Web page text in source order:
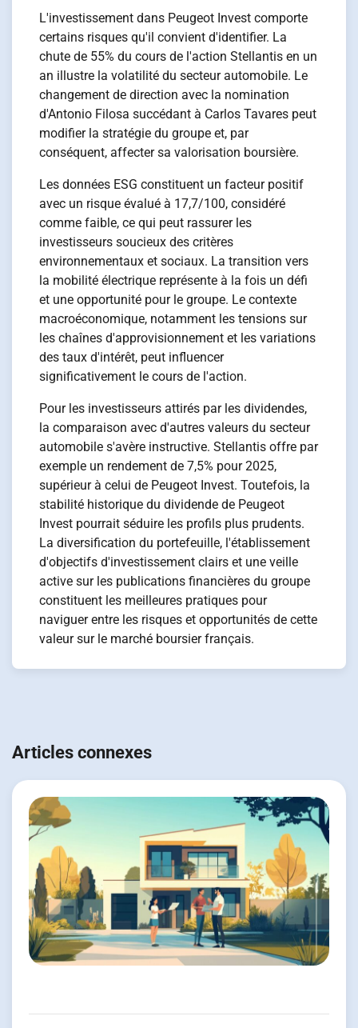
L'investissement dans Peugeot Invest comporte
certains risques qu'il convient d'identifier. La
chute de 55% du cours de l'action Stellantis en un
an illustre la volatilité du secteur automobile. Le
changement de direction avec la nomination
d'Antonio Filosa succédant à Carlos Tavares peut
modifier la stratégie du groupe et, par
conséquent, affecter sa valorisation boursière.
Les données ESG constituent un facteur positif
avec un risque évalué à 17,7/100, considéré
comme faible, ce qui peut rassurer les
investisseurs soucieux des critères
environnementaux et sociaux. La transition vers
la mobilité électrique représente à la fois un défi
et une opportunité pour le groupe. Le contexte
macroéconomique, notamment les tensions sur
les chaînes d'approvisionnement et les variations
des taux d'intérêt, peut influencer
significativement le cours de l'action.
Pour les investisseurs attirés par les dividendes,
la comparaison avec d'autres valeurs du secteur
automobile s'avère instructive. Stellantis offre par
exemple un rendement de 7,5% pour 2025,
supérieur à celui de Peugeot Invest. Toutefois, la
stabilité historique du dividende de Peugeot
Invest pourrait séduire les profils plus prudents.
La diversification du portefeuille, l'établissement
d'objectifs d'investissement clairs et une veille
active sur les publications financières du groupe
constituent les meilleures pratiques pour
naviguer entre les risques et opportunités de cette
valeur sur le marché boursier français.
de
Articles connexes